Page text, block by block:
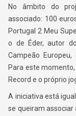
No âmbito do
associado: 100
Portugal 2 Meu
o de Éder, autor
Campeão
Para este
Record e o próprio
A iniciativa está
se queiram associar